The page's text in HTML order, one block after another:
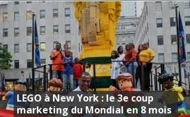
LEGO à New York : le 3e coup
marketing du Mondial en 8 mois